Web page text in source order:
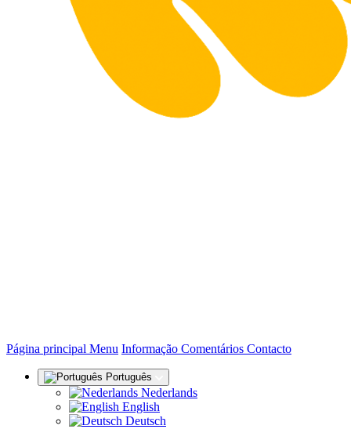
Página principal (actual)
Menu Informação Comentários Contacto
Português
Nederlands
English
Deutsch